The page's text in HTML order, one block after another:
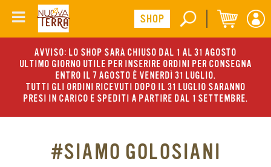
AVVISO: LO SHOP SARÀ CHIUSO DAL 1 AL 31 AGOSTO
ULTIMO GIORNO UTILE PER INSERIRE ORDINI PER CONSEGNA
ENTRO IL 7 AGOSTO È VENERDÌ 31 LUGLIO.
TUTTI GLI ORDINI RICEVUTI DOPO IL 31 LUGLIO SARANNO
PRESI IN CARICO E SPEDITI A PARTIRE DAL 1 SETTEMBRE.
#SIAMO GOLOSIANI